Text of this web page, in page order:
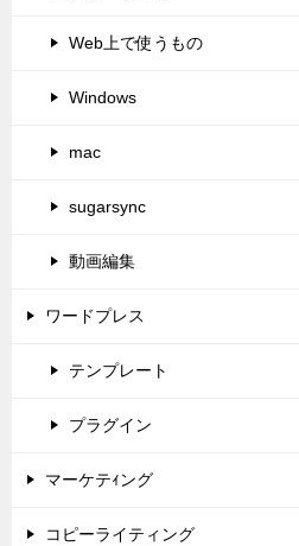
Web上で使うもの
Windows
mac
sugarsync
動画編集
ワードプレス
テンプレート
プラグイン
マーケテｨング
コピーライティング